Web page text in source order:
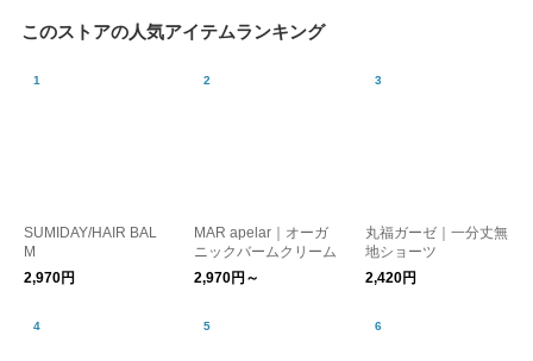
このストアの人気アイテムランキング
SUMIDAY/HAIR BAL
M
2,970円
MAR apelar｜オーガ
ニックバームクリーム
2,970円～
丸福ガーゼ｜一分丈無
地ショーツ
2,420円